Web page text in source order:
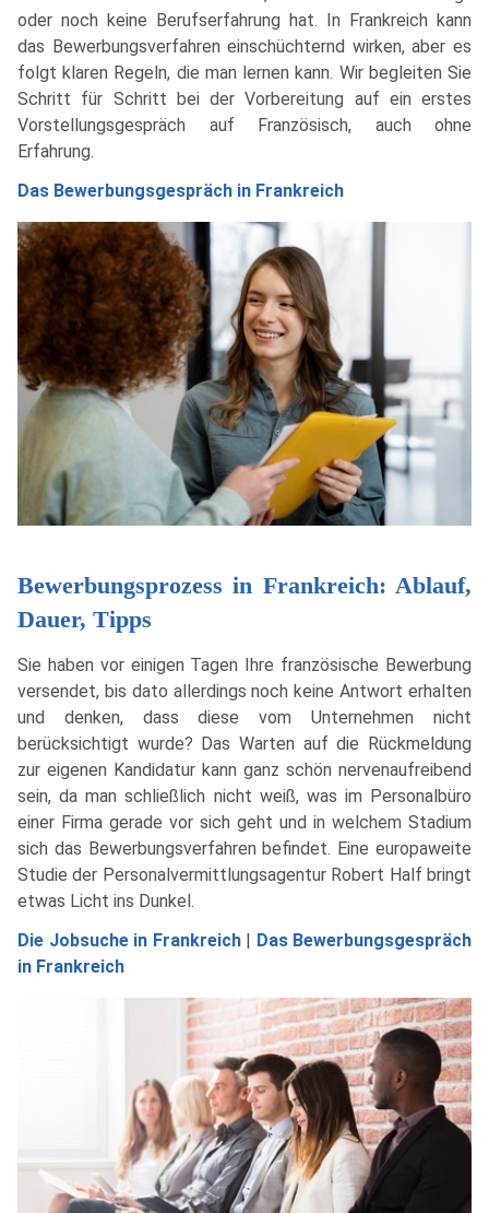
oder noch keine Berufserfahrung hat. In Frankreich kann
das Bewerbungsverfahren einschüchternd wirken, aber es
folgt klaren Regeln, die man lernen kann. Wir begleiten Sie
Schritt für Schritt bei der Vorbereitung auf ein erstes
Vorstellungsgespräch auf Französisch, auch ohne
Erfahrung.
Das Bewerbungsgespräch in Frankreich
Bewerbungsprozess in Frankreich: Ablauf,
Dauer, Tipps
Sie haben vor einigen Tagen Ihre französische Bewerbung
versendet, bis dato allerdings noch keine Antwort erhalten
und denken, dass diese vom Unternehmen nicht
berücksichtigt wurde? Das Warten auf die Rückmeldung
zur eigenen Kandidatur kann ganz schön nervenaufreibend
sein, da man schließlich nicht weiß, was im Personalbüro
einer Firma gerade vor sich geht und in welchem Stadium
sich das Bewerbungsverfahren befindet. Eine europaweite
Studie der Personalvermittlungsagentur Robert Half bringt
etwas Licht ins Dunkel.
Die Jobsuche in Frankreich|
Das Bewerbungsgespräch
in Frankreich